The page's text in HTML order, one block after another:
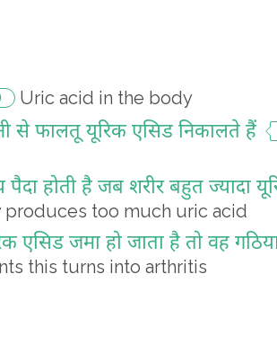
Uric acid in the body
से फालतू यूरिक एसिड निकालते हैं
होती है जब शरीर बहुत ज्यादा
produces too much uric acid
एसिड जमा हो जाता है तो वह
this turns into arthritis